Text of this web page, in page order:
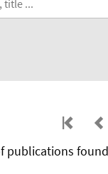
publications